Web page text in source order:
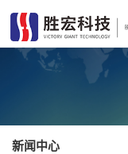
新闻中心